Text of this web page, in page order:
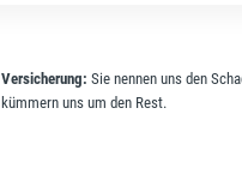
Versicherung: Sie nennen uns den
kümmern uns um den Rest.